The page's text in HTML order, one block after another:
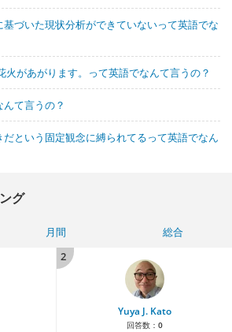
づいた現状分析ができていないって英語でな
があがります。って英語でなんて言うの？
て言うの？
という固定観念に縛られてるって英語でなん
グ
月間
総合
2
Yuya J. Kato
回答数： 0